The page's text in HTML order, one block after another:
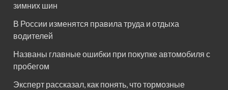
зимних шин
В России изменятся правила труда и отдыха
водителей
Названы главные ошибки при покупке автомобиля с
пробегом
Эксперт рассказал, как понять, что тормозные